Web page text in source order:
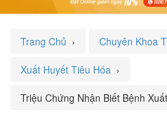
ĐẶT LỊCH
Trang Chủ › Chuyên Khoa
Xuất Huyết Tiêu Hóa ›
Triệu Chứng Nhận Biết Bệnh